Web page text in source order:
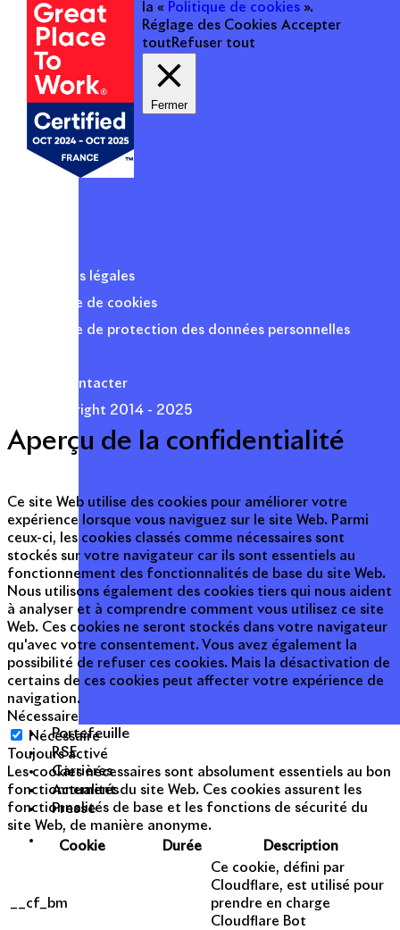
Portefeuille
RSE
Carrières
Actualités
Presse
Mentions légales
Politique de cookies
Politique de protection des données personnelles
Nous contacter
© Copyright 2014 - 2025
la « Politique de cookies ».
Réglage des Cookies Accepter
tout Refuser tout
Fermer
Aperçu de la confidentialité
Ce site Web utilise des cookies pour améliorer votre
expérience lorsque vous naviguez sur le site Web. Parmi
ceux-ci, les cookies classés comme nécessaires sont
stockés sur votre navigateur car ils sont essentiels au
fonctionnement des fonctionnalités de base du site Web.
Nous utilisons également des cookies tiers qui nous aident
à analyser et à comprendre comment vous utilisez ce site
Web. Ces cookies ne seront stockés dans votre navigateur
qu'avec votre consentement. Vous avez également la
possibilité de refuser ces cookies. Mais la désactivation de
certains de ces cookies peut affecter votre expérience de
navigation.
Nécessaire
Nécessaire
Toujours activé
Les cookies nécessaires sont absolument essentiels au bon
fonctionnement du site Web. Ces cookies assurent les
fonctionnalités de base et les fonctions de sécurité du
site Web, de manière anonyme.
Cookie
Durée Description
__cf_bm
Ce cookie, défini par
Cloudflare, est utilisé pour
prendre en charge
Cloudflare Bot